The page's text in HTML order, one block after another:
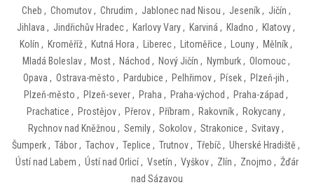
Cheb , Chomutov, Chrudim , Jablonec nad Nisou , Jeseník, Jičín ,
Jihlava , Jindřichův Hradec, Karlovy Vary, Karviná , Kladno , Klatovy,
Kolín , Kroměříž, Kutná Hora , Liberec, Litoměřice , Louny, Mělník,
Mladá Boleslav, Most, Náchod , Nový Jičín , Nymburk, Olomouc,
Opava , Ostrava-město , Pardubice , Pelhřimov, Písek, Plzeň-jih ,
Plzeň-město , Plzeň-sever, Praha , Praha-východ , Praha-západ ,
Prachatice , Prostějov, Přerov, Příbram , Rakovník, Rokycany,
Rychnov nad Kněžnou , Semily, Sokolov, Strakonice , Svitavy,
Šumperk, Tábor, Tachov, Teplice , Trutnov, Třebíč, Uherské Hradiště ,
Ústí nad Labem , Ústí nad Orlicí, Vsetín , Vyškov, Zlín , Znojmo , Žďár
nad Sázavou